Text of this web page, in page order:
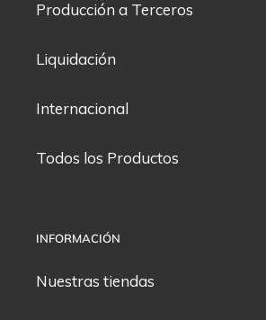
Producción a Terceros
Liquidación
Internacional
Todos los Productos
INFORMACIÓN
Nuestras tiendas